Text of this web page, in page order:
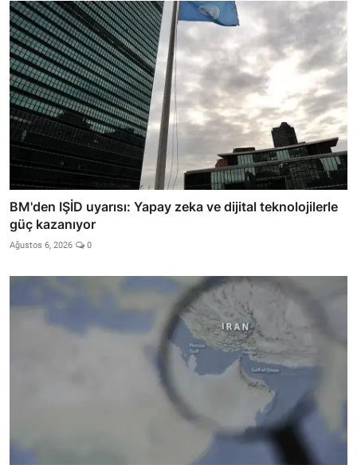
BM'den IŞİD uyarısı: Yapay zeka ve dijital teknolojilerle
güç kazanıyor
Ağustos 6, 2026 0